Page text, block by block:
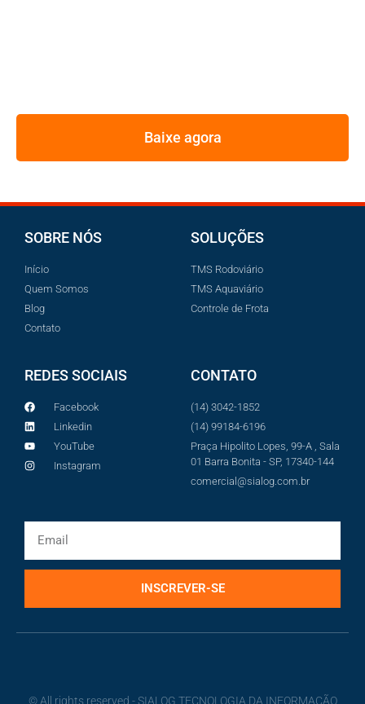
Baixe agora
SOBRE NÓS
Início
Quem Somos
Blog
Contato
SOLUÇÕES
TMS Rodoviário
TMS Aquaviário
Controle de Frota
REDES SOCIAIS
Facebook
Linkedin
YouTube
Instagram
CONTATO
(14) 3042-1852
(14) 99184-6196
Praça Hipolito Lopes, 99-A , Sala
01 Barra Bonita - SP, 17340-144
comercial@sialog.com.br
INSCREVER-SE
© All rights reserved - SIALOG TECNOLOGIA DA INFORMAÇÃO